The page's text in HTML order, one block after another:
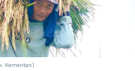
Kementan)